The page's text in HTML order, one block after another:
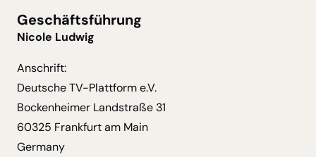
Geschäftsführung
Nicole Ludwig
Anschrift:
Deutsche TV-Plattform e.V.
Bockenheimer Landstraße 31
60325 Frankfurt am Main
Germany